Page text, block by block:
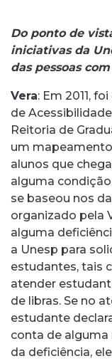
Do ponto de
iniciativas da
das pessoas
Vera: Em 2011,
de
Reitoria de
um
alunos que
alguma
se baseou nos
organizado pela
alguma
a Unesp para
estudantes, tais
atender
de libras. Se no
estudante
conta de alguma
da deficiência,